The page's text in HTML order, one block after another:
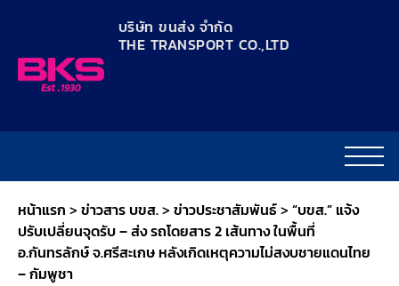
บริษัท ขนส่ง จำกัด
THE TRANSPORT CO.,LTD​
หน้าแรก > ข่าวสาร บขส.> ข่าวประชาสัมพันธ์> “บขส.” แจ้ง
ปรับเปลี่ยนจุดรับ – ส่ง รถโดยสาร 2 เส้นทาง ในพื้นที่
อ.กันทรลักษ์ จ.ศรีสะเกษ หลังเกิดเหตุความไม่สงบชายแดนไทย
– กัมพูชา